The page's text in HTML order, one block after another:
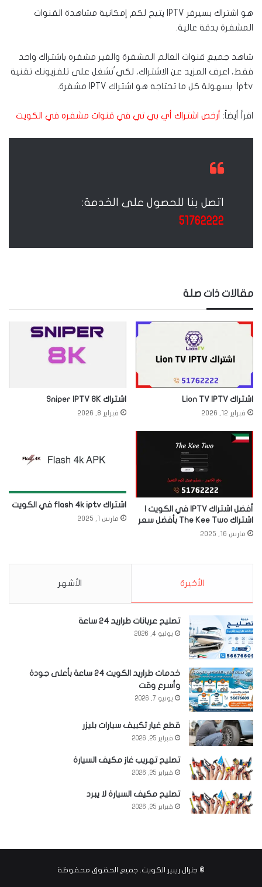
هو اشتراك بسيرفر IPTV يتيح لكم إمكانية مشاهدة القنوات
المشفرة بدقة عالية.
شاهد جميع قنوات العالم المشفرة والغير مشفره باشتراك واحد
فقط، اعرف المزيد عن الاشتراك، لكي ُتشغل على تلفزيونك تقنية
Iptv بسهولة كل ما تحتاجه هو اشتراك IPTV مشفرة.
اقرأ أيضاً: أرخص اشتراك أي بي تي في قنوات مشفره في الكويت
اتصل بنا للحصول على الخدمة:
51762222
مقالات ذات صلة
اشتراك Lion TV IPTV
فبراير 12, 2026
اشتراك Sniper IPTV 8K
فبراير 8, 2026
أفضل اشتراك IPTV في الكويت |
اشتراك The Kee Two بأفضل سعر
مارس 16, 2025
اشتراك flash 4k iptv في الكويت
مارس 1, 2025
الأخيرة الأشهر
تصليح عربانات طراريد 24 ساعة
يوليو 4, 2026
خدمات طراريد الكويت 24 ساعة بأعلى جودة
وأسرع وقت
يونيو 7, 2026
قطع غيار تكييف سيارات بليزر
فبراير 25, 2026
تصليح تهريب غاز مكيف السيارة
فبراير 25, 2026
تصليح مكيف السيارة لا يبرد
فبراير 25, 2026
© جنرال ريبير الكويت. جميع الحقوق محفوظة